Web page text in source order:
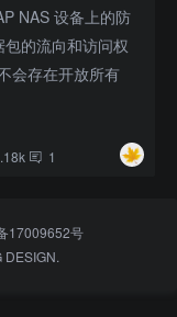
NAS 设备上的防
的流向和访问权
会存在开放所有
1
17009652号
DESIGN.